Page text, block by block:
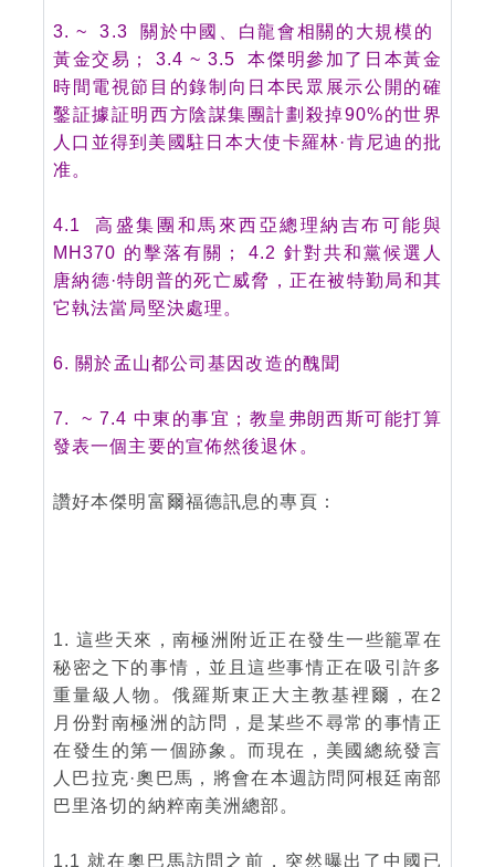
3. ~ 3.3 關於中國、白龍會相關的大規模的
黃金交易； 3.4 ~ 3.5 本傑明參加了日本黃金
時間電視節目的錄制向日本民眾展示公開的確
鑿証據証明西方陰謀集團計劃殺掉90%的世界
人口並得到美國駐日本大使卡羅林·肯尼迪的批
准。
4.1 高盛集團和馬來西亞總理納吉布可能與
MH370 的擊落有關； 4.2 針對共和黨候選人
唐納德·特朗普的死亡威脅，正在被特勤局和其
它執法當局堅決處理。
6. 關於孟山都公司基因改造的醜聞
7. ~ 7.4 中東的事宜；教皇弗朗西斯可能打算
發表一個主要的宣佈然後退休。
讚好本傑明富爾福德訊息的專頁：
1. 這些天來，南極洲附近正在發生一些籠罩在
秘密之下的事情，並且這些事情正在吸引許多
重量級人物。俄羅斯東正大主教基裡爾，在2
月份對南極洲的訪問，是某些不尋常的事情正
在發生的第一個跡象。而現在，美國總統發言
人巴拉克·奧巴馬，將會在本週訪問阿根廷南部
巴里洛切的納粹南美洲總部。
1.1 就在奧巴馬訪問之前，突然曝出了中國已